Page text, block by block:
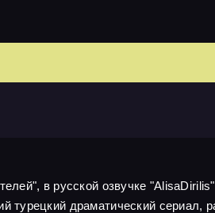
в русской озвучке
турецкий драматический сериал,